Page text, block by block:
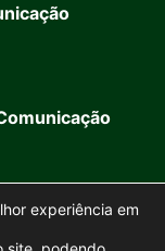
experiência em